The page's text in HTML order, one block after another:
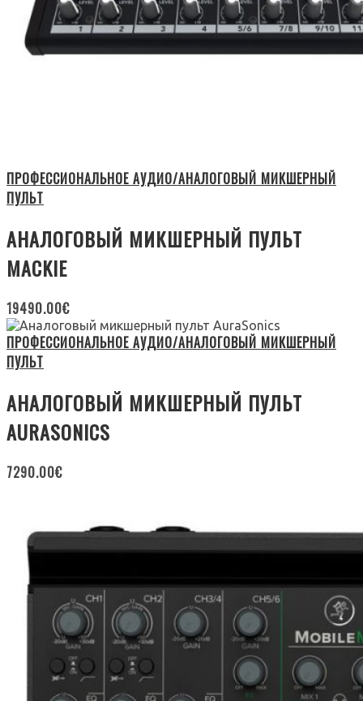
ПРОФЕССИОНАЛЬНОЕ АУДИО/АНАЛОГОВЫЙ МИКШЕРНЫЙ
ПУЛЬТ
АНАЛОГОВЫЙ МИКШЕРНЫЙ ПУЛЬТ
MACKIE
19490.00€
ПРОФЕССИОНАЛЬНОЕ АУДИО/АНАЛОГОВЫЙ МИКШЕРНЫЙ
ПУЛЬТ
АНАЛОГОВЫЙ МИКШЕРНЫЙ ПУЛЬТ
AURASONICS
7290.00€